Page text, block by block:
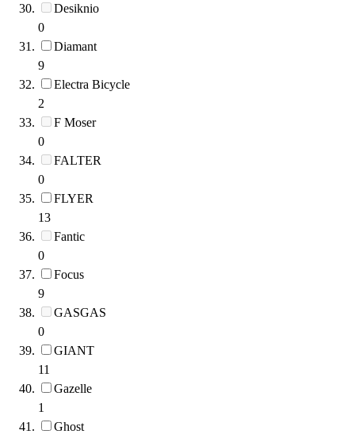
Desiknio
0
Diamant
9
Electra Bicycle
2
F Moser
0
FALTER
0
FLYER
13
Fantic
0
Focus
9
GASGAS
0
GIANT
11
Gazelle
1
Ghost